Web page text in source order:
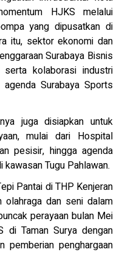
HJKS melalui
yang dipusatkan di
itu, sektor ekonomi dan
Surabaya Bisnis
kolaborasi industri
Surabaya Sports
juga disiapkan untuk
mulai dari Hospital
pesisir, hingga agenda
Tugu Pahlawan.
Pantai di THP Kenjeran
olahraga dan seni dalam
perayaan bulan Mei
di Taman Surya dengan
pemberian penghargaan